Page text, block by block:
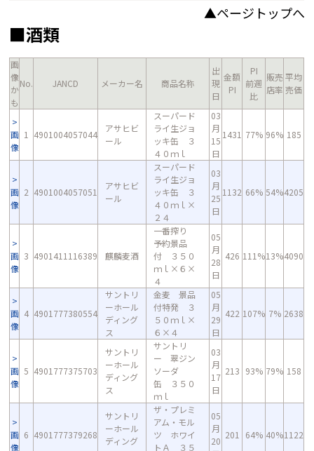
▲ページトップへ
■酒類
画
像
か
も
No. JANCD メーカー名 商品名称
出
現
日
金額
PI
PI
前週
比
販売
店率
平均
売価
画
像
1 4901004057044
アサヒビ
ール
スーパード
ライ生ジョ
ッキ缶 ３
４０ｍｌ
03
月
15
日
1431 77% 96% 185
画
像
2 4901004057051
アサヒビ
ール
スーパード
ライ生ジョ
ッキ缶 ３
４０ｍｌ×
２４
03
月
25
日
1132 66% 54%4205
画
像
3 4901411116389 麒麟麦酒
一番搾り
予約景品
付 ３５０
ｍｌ×６×
４
05
月
28
日
426 111%13%4090
画
像
4 4901777380554
サントリ
ーホール
ディング
ス
金麦 景品
付特発 ３
５０ｍｌ×
６×４
05
月
29
日
422 107% 7% 2638
画
像
5 4901777375703
サントリ
ーホール
ディング
ス
サントリ
ー 翠ジン
ソーダ
缶 ３５０
ｍｌ
03
月
17
日
213 93% 79% 158
画
像
6 4901777379268
サントリ
ーホール
ディング
ザ・プレミ
アム・モル
ツ ホワイ
トＡ ３５
05
月
20
201 64% 40%1122